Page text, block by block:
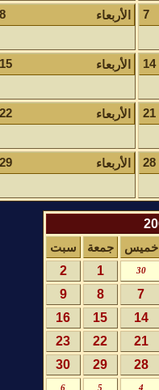
7
8 الأربعاء
14
15 الأربعاء
21
22 الأربعاء
28
29 الأربعاء
خميس جمعة
سبت
30
1
2
7
8
9
14
15
16
21
22
23
28
29
30
4
5
6